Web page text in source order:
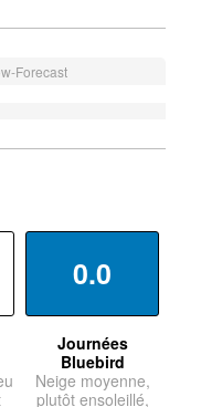
Forecast
0.0
Journées
Bluebird
Neige moyenne,
plutôt ensoleillé,